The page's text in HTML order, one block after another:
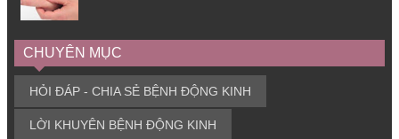
CHUYÊN MỤC
HỎI ĐÁP - CHIA SẺ BỆNH ĐỘNG KINH
LỜI KHUYÊN BỆNH ĐỘNG KINH